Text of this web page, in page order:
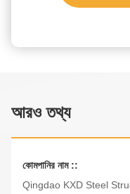
আরও তথ্য
কোমপানির নাম ::
Qingdao KXD Steel